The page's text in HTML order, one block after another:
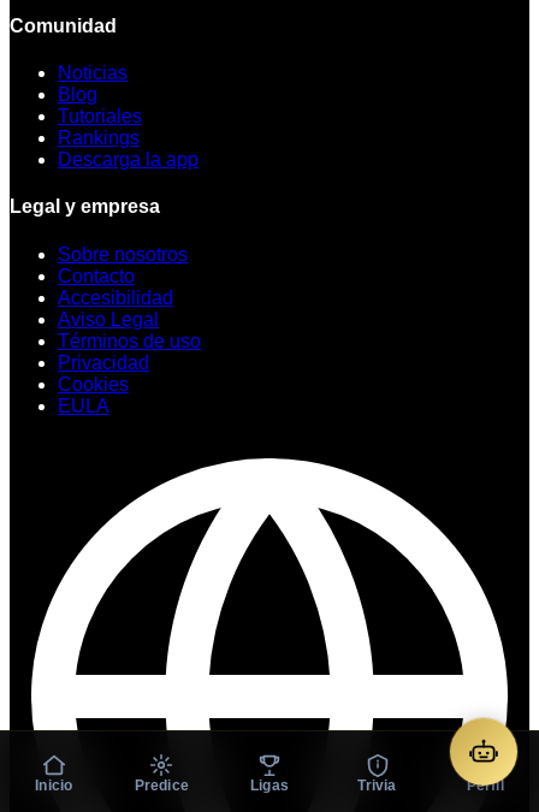
Inicio Predice Ligas Trivia Perfil
Comunidad
Noticias
Blog
Tutoriales
Rankings
Descarga la app
Legal y empresa
Sobre nosotros
Contacto
Accesibilidad
Aviso Legal
Términos de uso
Privacidad
Cookies
EULA